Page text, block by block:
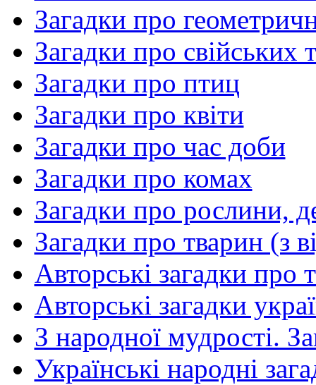
Загадки про
Загадки про свійських
Загадки про птиц
Загадки про квіти
Загадки про час доби
Загадки про комах
Загадки про рослини,
Загадки про тварин (з
Авторські загадки про
Авторські загадки
З народної мудрості.
Українські народні